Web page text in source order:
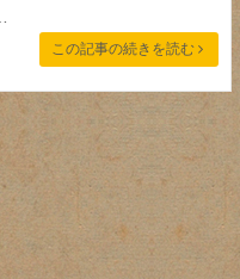
この記事の続きを読む